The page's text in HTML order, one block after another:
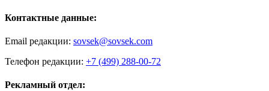
Контактные данные:
Email редакции: sovsek@sovsek.com
Телефон редакции: +7 (499) 288-00-72
Рекламный отдел: